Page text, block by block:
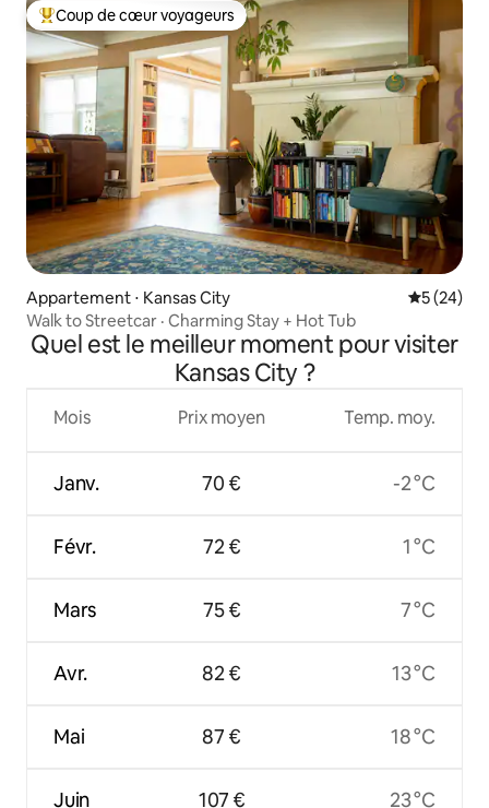
Coups de cœur voyageurs les plus appréciés
Coup de cœur voyageurs
Appartement ⋅ Kansas City
5 (24)
Walk to Streetcar · Charming Stay + Hot Tub
Quel est le meilleur moment pour visiter
Kansas City ?
Mois
Janv.
Févr.
Mars
Avr.
Mai
Juin
Prix moyen
70 €
72 €
75 €
82 €
87 €
107 €
Temp. moy.
-2 °C
1 °C
7 °C
13 °C
18 °C
23 °C